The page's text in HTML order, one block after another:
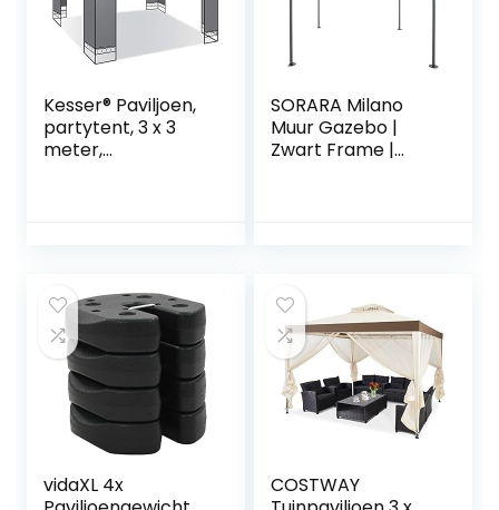
Kesser® Paviljoen,
partytent, 3 x 3
meter,
feesttent, grijs
SORARA Milano
Muur Gazebo |
Zwart Frame |
vidaXL 4x
COSTWAY